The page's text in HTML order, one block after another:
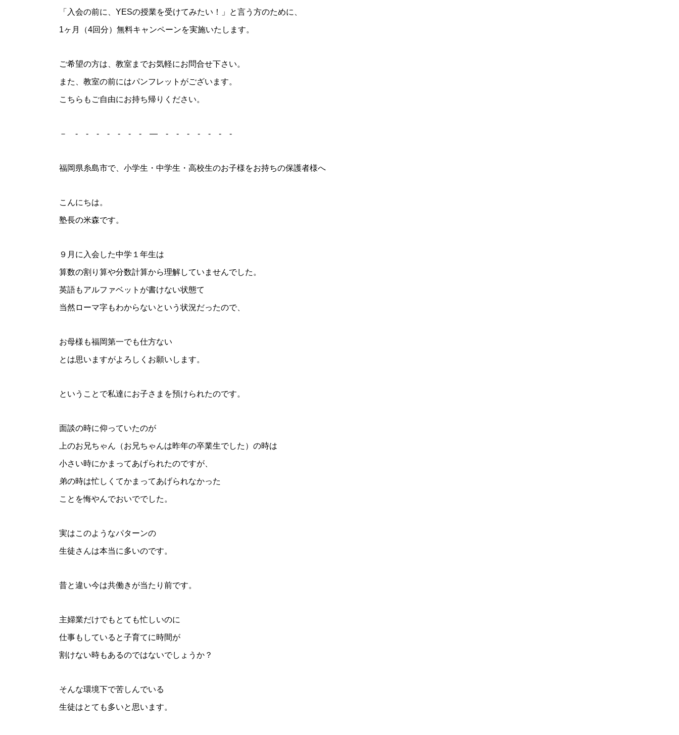
「入会の前に、YESの授業を受けてみたい！」と言う方のために、
1ヶ月（4回分）無料キャンペーンを実施いたします。
ご希望の方は、教室までお気軽にお問合せ下さい。
また、教室の前にはパンフレットがございます。
こちらもご自由にお持ち帰りください。
－ - - - - - - - ― - - - - - - -
福岡県糸島市で、小学生・中学生・高校生のお子様をお持ちの保護者様へ
こんにちは。
塾長の米森です。
９月に入会した中学１年生は
算数の割り算や分数計算から理解していませんでした。
英語もアルファベットが書けない状態て
当然ローマ字もわからないという状況だったので、
お母様も福岡第一でも仕方ない
とは思いますがよろしくお願いします。
ということで私達にお子さまを預けられたのです。
面談の時に仰っていたのが
上のお兄ちゃん（お兄ちゃんは昨年の卒業生でした）の時は
小さい時にかまってあげられたのですが、
弟の時は忙しくてかまってあげられなかった
ことを悔やんでおいででした。
実はこのようなパターンの
生徒さんは本当に多いのです。
昔と違い今は共働きが当たり前です。
主婦業だけでもとても忙しいのに
仕事もしていると子育てに時間が
割けない時もあるのではないでしょうか？
そんな環境下で苦しんでいる
生徒はとても多いと思います。